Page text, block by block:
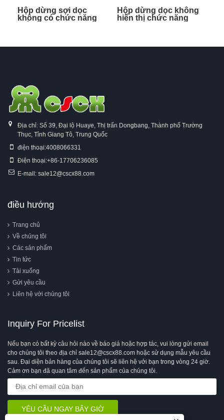
Hộp dừng sợi dọc
không có chức năng
Hộp dừng dọc không
hiển thị chức năng
Địa chỉ: Số 39, Đại lộ Huaye, Thị trấn Dongbang, Thành phố Trường
Thục, Tỉnh Giang Tô, Trung Quốc
điện thoại:4008066331
Điện thoại:+86-17706236085
E-mail: sale12@cscx88.com
điều hướng
Trang chủ
Về chúng tôi
Các sản phẩm
Tin tức
Tải xuống
Gửi yêu cầu
Liên hệ với chúng tôi
Inquiry For Pricelist
Nếu bạn có bất kỳ câu hỏi nào về báo giá hoặc hợp tác, vui lòng gửi email
cho chúng tôi theo địa chỉ sale12@cscx88.com hoặc sử dụng mẫu yêu cầu
sau. Đại diện bán hàng của chúng tôi sẽ liên hệ với bạn trong vòng 24 giờ.
Cảm ơn bạn đã quan tâm đến sản phẩm của chúng tôi.